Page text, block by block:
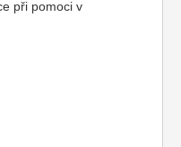
při pomoci v